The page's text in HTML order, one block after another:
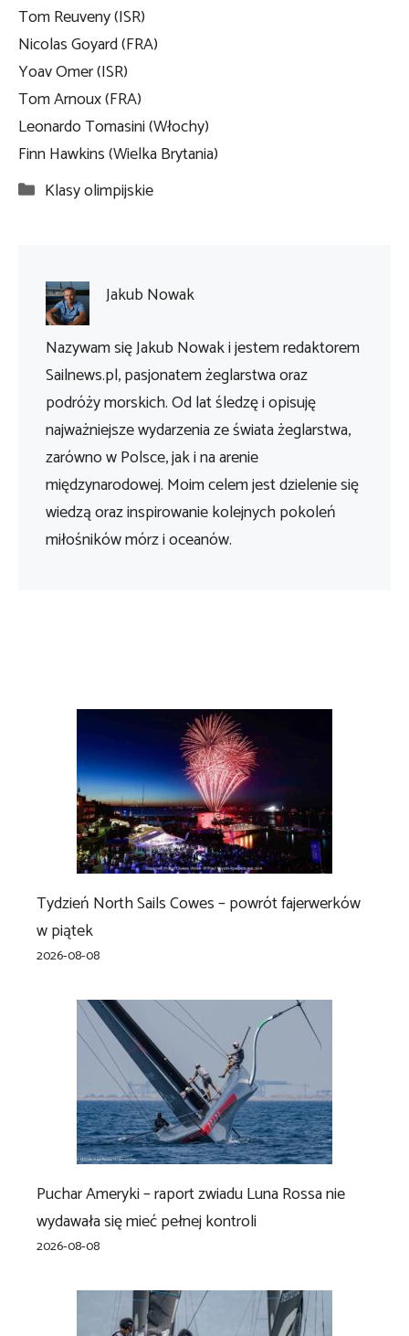
Tom Reuveny (ISR)
Nicolas Goyard (FRA)
Yoav Omer (ISR)
Tom Arnoux (FRA)
Leonardo Tomasini (Włochy)
Finn Hawkins (Wielka Brytania)
Kategorie
Klasy olimpijskie
Jakub Nowak
Nazywam się Jakub Nowak i jestem redaktorem
Sailnews.pl, pasjonatem żeglarstwa oraz
podróży morskich. Od lat śledzę i opisuję
najważniejsze wydarzenia ze świata żeglarstwa,
zarówno w Polsce, jak i na arenie
międzynarodowej. Moim celem jest dzielenie się
wiedzą oraz inspirowanie kolejnych pokoleń
miłośników mórz i oceanów.
Tydzień North Sails Cowes – powrót fajerwerków
w piątek
2026-08-08
Puchar Ameryki – raport zwiadu Luna Rossa nie
wydawała się mieć pełnej kontroli
2026-08-08